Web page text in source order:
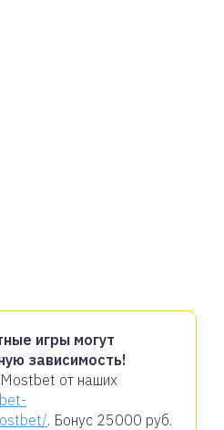
игры могут
зависимость!
от наших
. Бонус 25000 руб.